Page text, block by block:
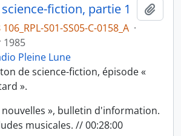
fiction, partie 1
S01-SS05-C-0158_A ·
1985
Pleine Lune
de science-fiction, épisode «
».
nouvelles », bulletin d'information.
musicales. // 00:28:00